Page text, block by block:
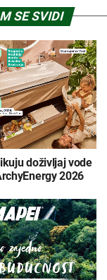
SE SVIDI
doživljaj vode
2026